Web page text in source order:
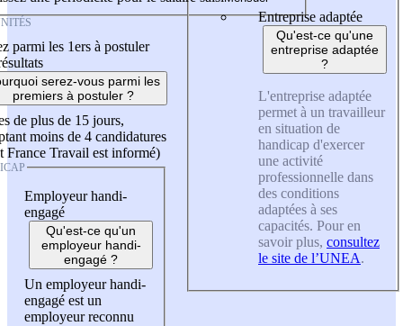
parmi les 1ers à postuler
serez-vous parmi les
premiers à postuler ?
de plus de 15 jours,
moins de 4 candidatures
France Travail est informé)
Employeur handi-
engagé
Qu'est-ce qu'un
employeur handi-
engagé ?
Un employeur handi-
engagé est un
employeur reconnu
Entreprise adaptée
Qu'est-ce qu'une
entreprise adaptée
?
L'entreprise adaptée
permet à un travailleur
en situation de
handicap d'exercer
une activité
professionnelle dans
des conditions
adaptées à ses
capacités. Pour en
savoir plus, consultez
le site de l’UNEA.